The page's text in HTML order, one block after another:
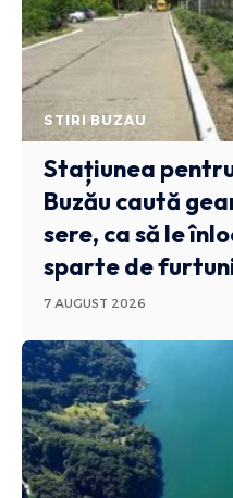
STIRI BUZAU
Stațiunea
Buzău caută
sere, ca să le
sparte de
7 AUGUST 2026